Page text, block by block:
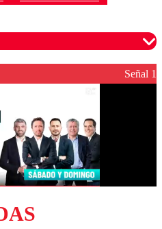
para garantizar un
Señal 1